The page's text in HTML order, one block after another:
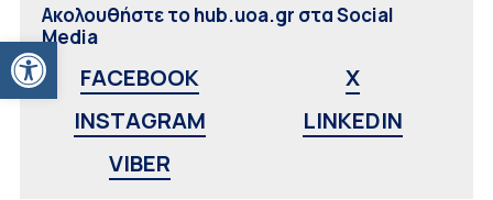
Ανοίξτε τη γραμμή εργαλείων
Ακολουθήστε το hub.uoa.gr στα Social
Media
FACEBOOK
X
INSTAGRAM
LINKEDIN
VIBER